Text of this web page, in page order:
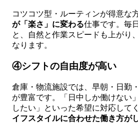
コツコツ型・ルーティンが得意な
が「楽さ」に変わる仕事です。毎
と、自然と作業スピードも上がり
なります。
④シフトの自由度が高い
倉庫・物流施設では、早朝・日勤
が豊富です。「日中しか働けない
したい」といった希望に対応して
イフスタイルに合わせた働き方が